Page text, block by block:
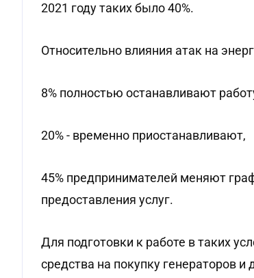
2021 году таких было 40%.
Относительно влияния атак на
8% полностью останавливают
20% - временно приостанавливают,
45% предпринимателей меняют
предоставления услуг.
Для подготовки к работе в таких
средства на покупку генераторов